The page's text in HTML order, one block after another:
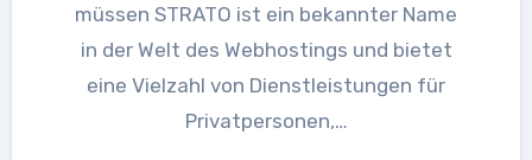
müssen STRATO ist ein bekannter Name
in der Welt des Webhostings und bietet
eine Vielzahl von Dienstleistungen für
Privatpersonen,…